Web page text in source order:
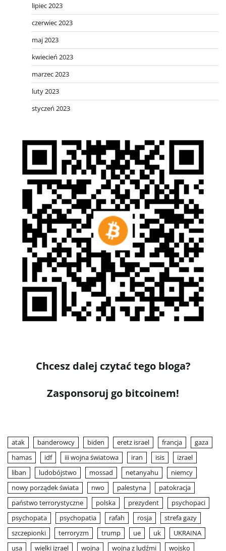
lipiec 2023
czerwiec 2023
maj 2023
kwiecień 2023
marzec 2023
luty 2023
styczeń 2023
Chcesz dalej czytać tego bloga?
Zasponsoruj go bitcoinem!
atak banderowcy biden eretz israel francja
gaza
hamas
idf iii wojna światowa iran isis
izrael
liban
ludobójstwo mossad netanyahu
niemcy
nowy porządek świata
nwo palestyna
patokracja
państwo terrorystyczne
polska prezydent
psychopaci
psychopata
psychopatia rafah rosja
strefa gazy
szczepionki
terroryzm trump ue uk
UKRAINA
usa
wielki izrael wojna wojna z ludźmi wojsko